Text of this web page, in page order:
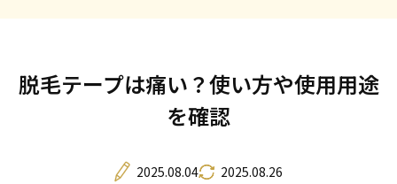
いびき治療
脱毛テープは痛い？使い方や使用用途
を確認
2025.08.04 2025.08.26